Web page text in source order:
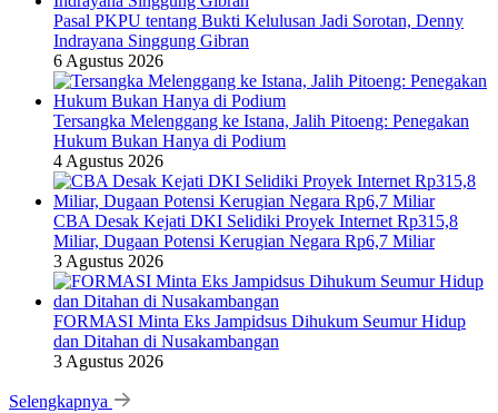
Pasal PKPU tentang Bukti Kelulusan Jadi Sorotan, Denny
Indrayana Singgung Gibran
6 Agustus 2026
Tersangka Melenggang ke Istana, Jalih Pitoeng: Penegakan
Hukum Bukan Hanya di Podium
4 Agustus 2026
CBA Desak Kejati DKI Selidiki Proyek Internet Rp315,8
Miliar, Dugaan Potensi Kerugian Negara Rp6,7 Miliar
3 Agustus 2026
FORMASI Minta Eks Jampidsus Dihukum Seumur Hidup
dan Ditahan di Nusakambangan
3 Agustus 2026
Selengkapnya